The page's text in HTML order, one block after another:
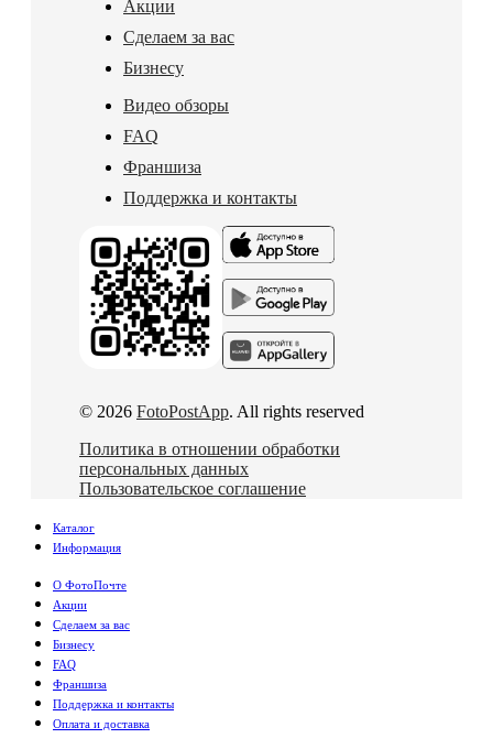
Акции
Сделаем за вас
Бизнесу
Видео обзоры
FAQ
Франшиза
Поддержка и контакты
© 2026 FotoPostApp. All rights reserved
Политика в отношении обработки
персональных данных
Пользовательское соглашение
Каталог
Информация
О ФотоПочте
Акции
Сделаем за вас
Бизнесу
FAQ
Франшиза
Поддержка и контакты
Оплата и доставка